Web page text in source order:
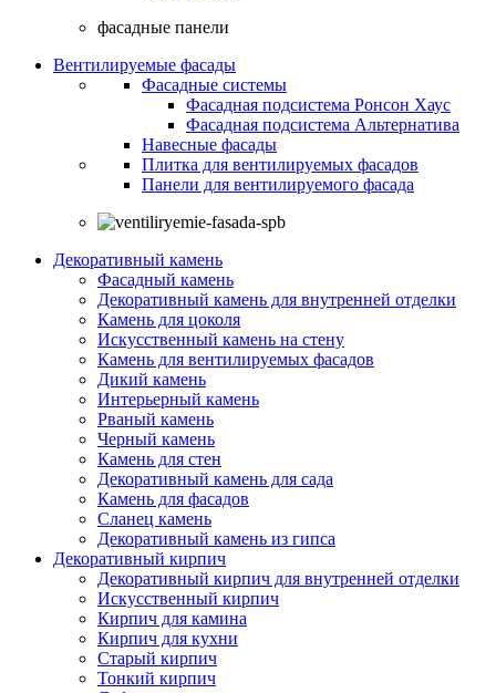
фасадные панели
Вентилируемые фасады
Фасадные системы
Фасадная подсистема Ронсон Хаус
Фасадная подсистема Альтернатива
Навесные фасады
Плитка для вентилируемых фасадов
Панели для вентилируемого фасада
Декоративный камень
Фасадный камень
Декоративный камень для внутренней отделки
Камень для цоколя
Искусственный камень на стену
Камень для вентилируемых фасадов
Дикий камень
Интерьерный камень
Рваный камень
Черный камень
Камень для стен
Декоративный камень для сада
Камень для фасадов
Сланец камень
Декоративный камень из гипса
Декоративный кирпич
Декоративный кирпич для внутренней отделки
Искусственный кирпич
Кирпич для камина
Кирпич для кухни
Старый кирпич
Тонкий кирпич